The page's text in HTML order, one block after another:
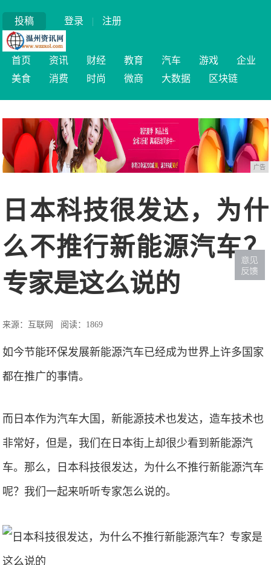
投稿 登录 | 注册
首页 资讯 财经 教育 汽车 游戏
企业
美食
消费 时尚 微商 大数据 区块链
广告
日本科技很发达，为什
么不推行新能源汽车？
专家是这么说的
来源：互联网 阅读：1869
如今节能环保发展新能源汽车已经成为世界上许多国家
都在推广的事情。
而日本作为汽车大国，新能源技术也发达，造车技术也
非常好，但是，我们在日本街上却很少看到新能源汽
车。那么，日本科技很发达，为什么不推行新能源汽车
呢？我们一起来听听专家怎么说的。